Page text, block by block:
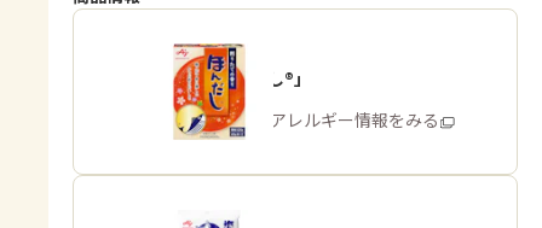
「ほんだし®」
商品・アレルギー情報をみる